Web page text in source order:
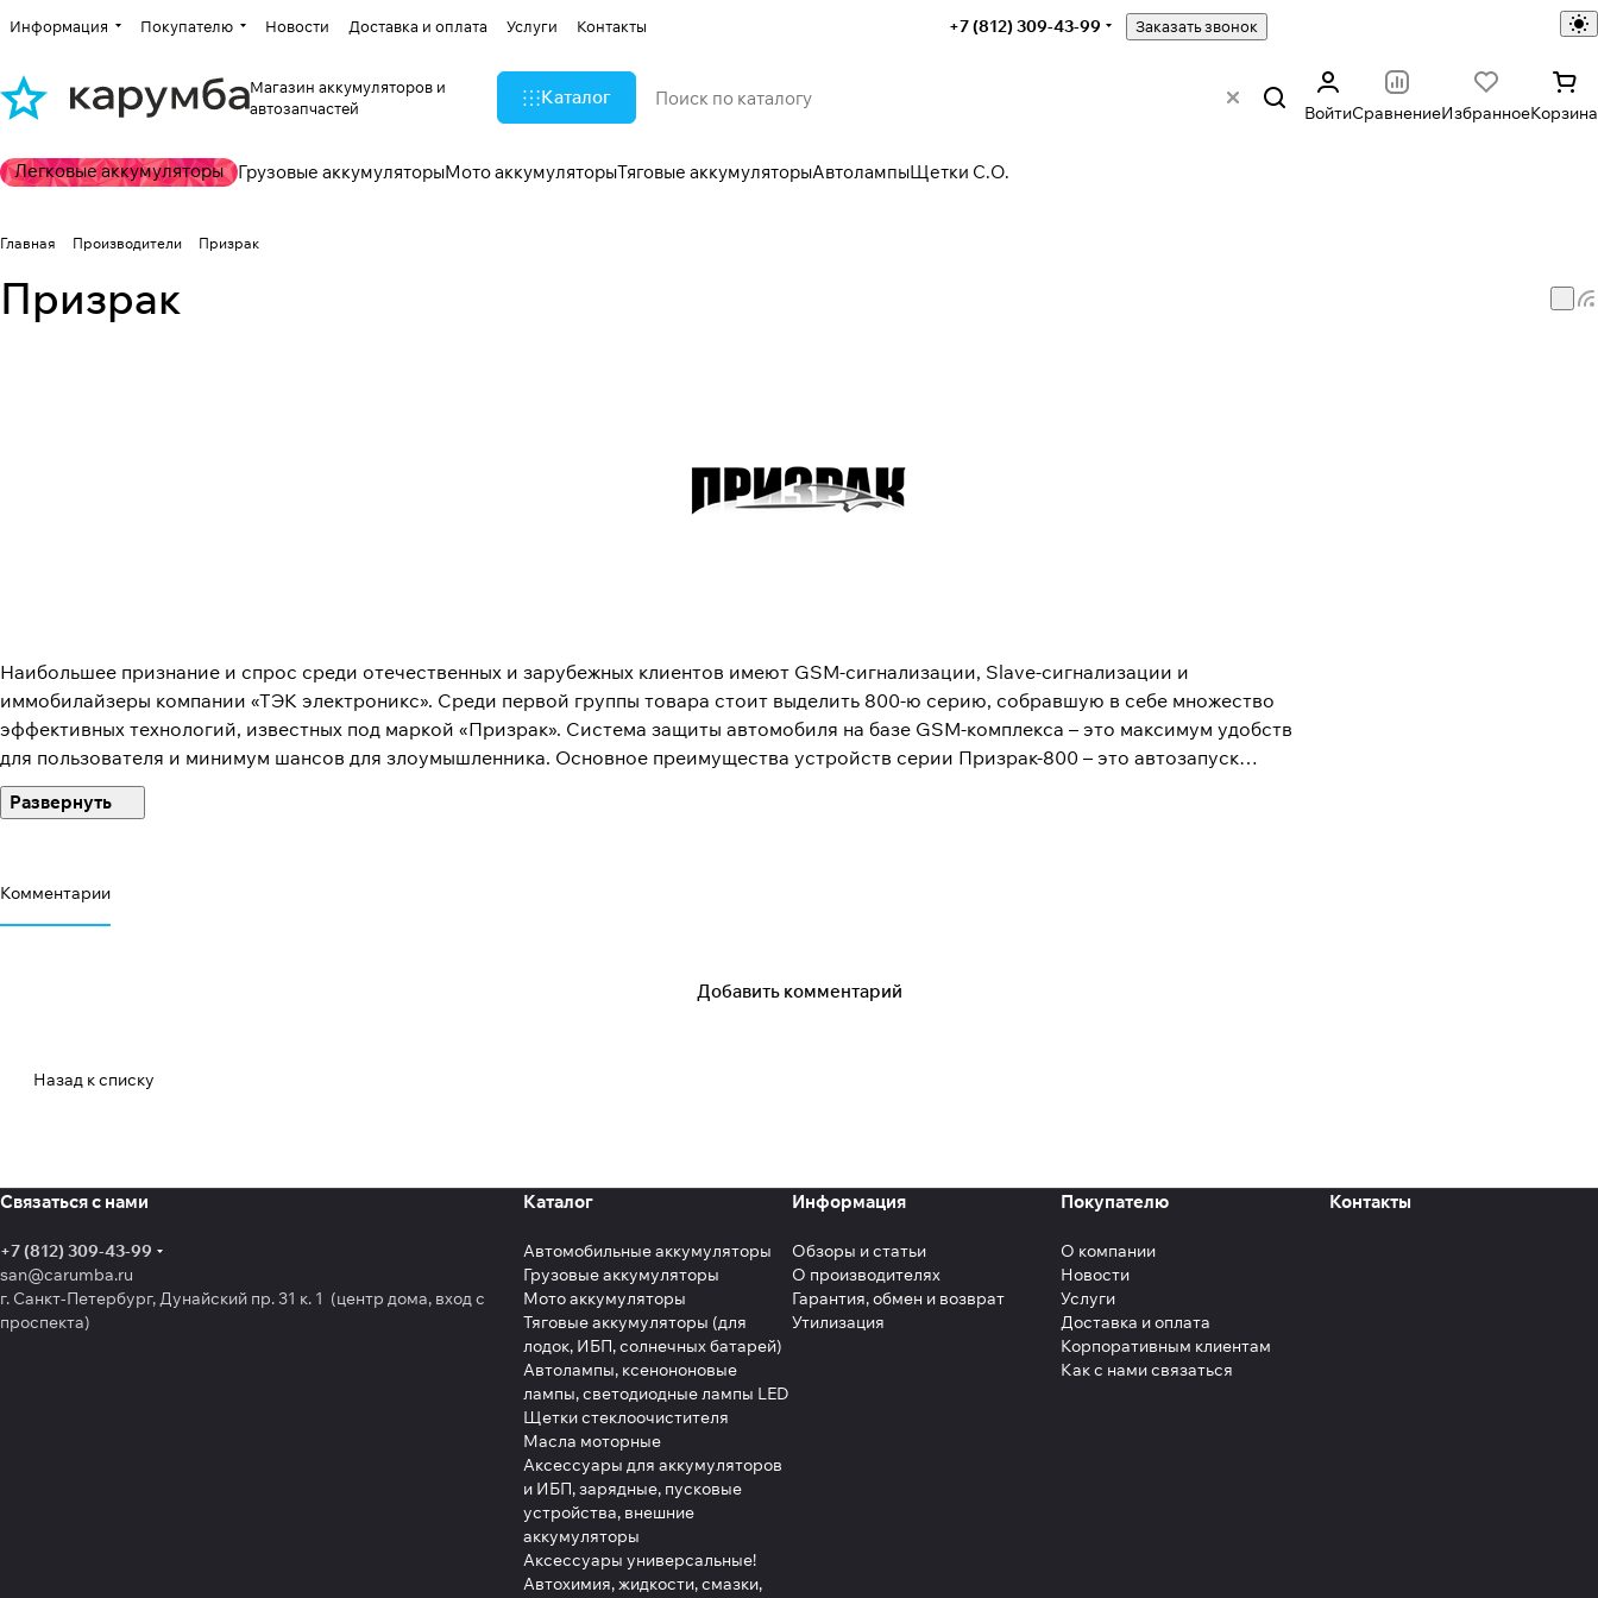
Информация Покупателю Новости Доставка и оплата Услуги Контакты +7 (812) 309-43-99 Заказать звонок
Магазин аккумуляторов и
автозапчастей
Каталог
ВойтиСравнениеИзбранноеКорзина
Легковые аккумуляторы Грузовые аккумуляторыМото аккумуляторыТяговые аккумуляторыАвтолампыЩетки С.О.
Главная Производители Призрак
Призрак
Наибольшее признание и спрос среди отечественных и зарубежных клиентов имеют GSM-сигнализации, Slave-сигнализации и
иммобилайзеры компании «ТЭК электроникс». Среди первой группы товара стоит выделить 800-ю серию, собравшую в себе множество
эффективных технологий, известных под маркой «Призрак». Система защиты автомобиля на базе GSM-комплекса – это максимум удобств
для пользователя и минимум шансов для злоумышленника. Основное преимущества устройств серии Призрак-800 – это автозапуск
мотора на любом расстоянии с возможностью включения отопителя в холодное время года. Управление климатом дополняется другими
достоинствами: удаленный контроль состояния автомобиля при помощи смартфона; встроенный иммобилайзер с функциями AntiHiJack и
совместимостью с другими типами противоугонной защиты. Подробнее о ТЭК электроникс.
Комментарии
Добавить комментарий
Назад к списку
Связаться с нами
+7 (812) 309-43-99
san@carumba.ru
г. Санкт-Петербург, Дунайский пр. 31 к. 1 (центр дома, вход с
проспекта)
Каталог
Автомобильные аккумуляторы
Грузовые аккумуляторы
Мото аккумуляторы
Тяговые аккумуляторы (для
лодок, ИБП, солнечных батарей)
Автолампы, ксенононовые
лампы, светодиодные лампы LED
Щетки стеклоочистителя
Масла моторные
Аксессуары для аккумуляторов
и ИБП, зарядные, пусковые
устройства, внешние
аккумуляторы
Аксессуары универсальные!
Автохимия, жидкости, смазки,
Информация
Обзоры и статьи
О производителях
Гарантия, обмен и возврат
Утилизация
Покупателю
О компании
Новости
Услуги
Доставка и оплата
Корпоративным клиентам
Как с нами связаться
Контакты